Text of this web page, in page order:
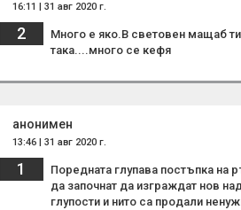
16:11 | 31 авг 2020 г.
2
Много е яко.В световен мащаб
така....много се кефя
анонимен
13:46 | 31 авг 2020 г.
1
Поредната глупава постъпка на
да започнат да изграждат нов
глупости и нито са продали